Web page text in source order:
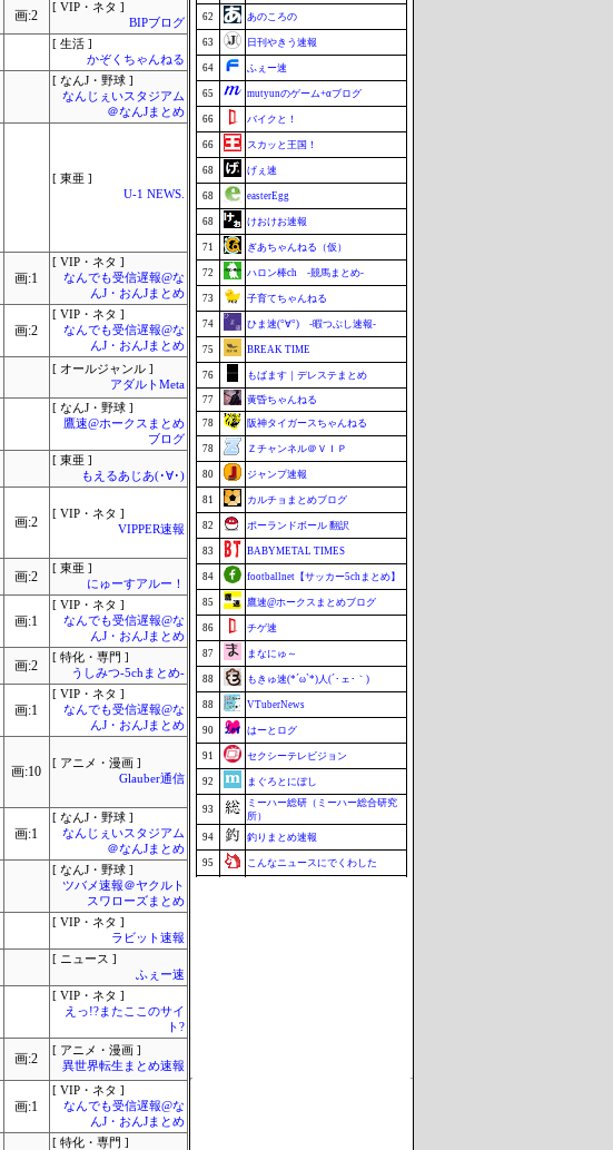
画:2
[ VIP・ネタ ]
BIPブログ
[ 生活 ]
かぞくちゃんねる
[ なんJ・野球 ]
なんじぇいスタジアム
＠なんJまとめ
[ 東亜 ]
U-1 NEWS.
画:1
[ VIP・ネタ ]
なんでも受信遅報@な
んJ・おんJまとめ
画:2
[ VIP・ネタ ]
なんでも受信遅報@な
んJ・おんJまとめ
[ オールジャンル ]
アダルトMeta
[ なんJ・野球 ]
鷹速@ホークスまとめ
ブログ
[ 東亜 ]
もえるあじあ(･∀･)
画:2
[ VIP・ネタ ]
VIPPER速報
画:2
[ 東亜 ]
にゅーすアルー！
画:1
[ VIP・ネタ ]
なんでも受信遅報@な
んJ・おんJまとめ
画:2
[ 特化・専門 ]
うしみつ-5chまとめ-
画:1
[ VIP・ネタ ]
なんでも受信遅報@な
んJ・おんJまとめ
画:10
[ アニメ・漫画 ]
Glauber通信
画:1
[ なんJ・野球 ]
なんじぇいスタジアム
＠なんJまとめ
[ なんJ・野球 ]
ツバメ速報＠ヤクルト
スワローズまとめ
[ VIP・ネタ ]
ラビット速報
[ ニュース ]
ふぇー速
[ VIP・ネタ ]
えっ!?またここのサイ
ト?
画:2
[ アニメ・漫画 ]
異世界転生まとめ速報
画:1
[ VIP・ネタ ]
なんでも受信遅報@な
んJ・おんJまとめ
[ 特化・専門 ]
62 あのころの
63 日刊やきう速報
64 ふぇー速
65 mutyunのゲーム+αブログ
66 バイクと！
66 スカッと王国！
68 げぇ速
68 easterEgg
68 けおけお速報
71 ぎあちゃんねる（仮）
72 ハロン棒ch -競馬まとめ-
73 子育てちゃんねる
74 ひま速(°∀°) -暇つぶし速報-
75 BREAK TIME
76 もばます｜デレステまとめ
77 黄昏ちゃんねる
78 阪神タイガースちゃんねる
78 Ｚチャンネル＠ＶＩＰ
80 ジャンプ速報
81 カルチョまとめブログ
82 ポーランドボール 翻訳
83 BABYMETAL TIMES
84 footballnet【サッカー5chまとめ】
85 鷹速@ホークスまとめブログ
86 チゲ速
87 まなにゅ～
88 もきゅ速(*´ω`*)人(´･ェ･｀)
88 VTuberNews
90 はーとログ
91 セクシーテレビジョン
92 まぐろとにぼし
93
ミーハー総研（ミーハー総合研究
所）
94
釣りまとめ速報
95 こんなニュースにでくわした